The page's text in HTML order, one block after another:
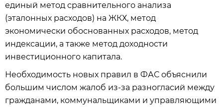
единый метод сравнительного анализа
(эталонных расходов) на ЖКХ, метод
экономически обоснованных расходов, метод
индексации, а также метод доходности
инвестиционного капитала.
Необходимость новых правил в ФАС объяснили
большим числом жалоб из-за разногласий между
гражданами, коммунальщиками и управляющими